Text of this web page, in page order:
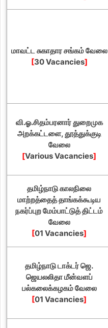
மாவட்ட சுகாதார சங்கம் வேலை
[30 Vacancies]
வி.ஓ.சிதம்பரனார் துறைமுக
அறக்கட்டளை, தூத்துக்குடி
வேலை
[Various Vacancies]
தமிழ்நாடு காலநிலை
மாற்றத்தைத் தாங்கக்கூடிய
நகர்ப்புற மேம்பாட்டுத் திட்டம்
வேலை
[01 Vacancies]
தமிழ்நாடு டாக்டர் ஜெ.
ஜெயலலிதா மீன்வளப்
பல்கலைக்கழகம் வேலை
[01 Vacancies]